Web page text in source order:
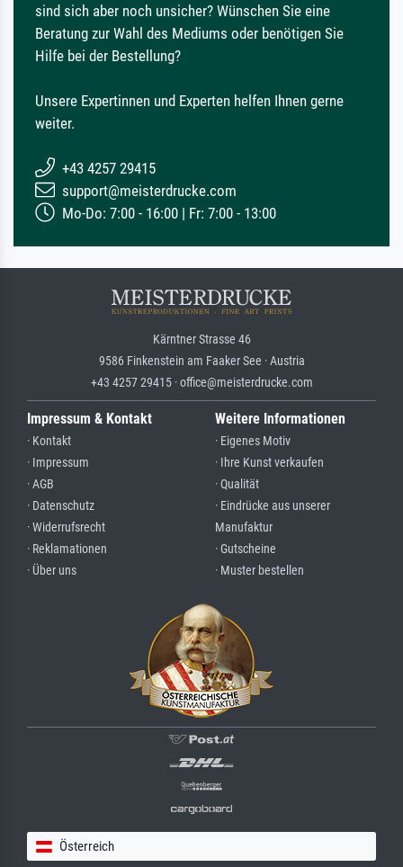
sind sich aber noch unsicher? Wünschen Sie eine
Beratung zur Wahl des Mediums oder benötigen Sie
Hilfe bei der Bestellung?
Unsere Expertinnen und Experten helfen Ihnen gerne
weiter.
+43 4257 29415
support@meisterdrucke.com
Mo-Do: 7:00 - 16:00 | Fr: 7:00 - 13:00
Kärntner Strasse 46
9586 Finkenstein am Faaker See · Austria
+43 4257 29415 · office@meisterdrucke.com
Impressum & Kontakt
· Kontakt
· Impressum
· AGB
· Datenschutz
· Widerrufsrecht
· Reklamationen
· Über uns
Weitere Informationen
· Eigenes Motiv
· Ihre Kunst verkaufen
· Qualität
· Eindrücke aus unserer
Manufaktur
· Gutscheine
· Muster bestellen
Österreich